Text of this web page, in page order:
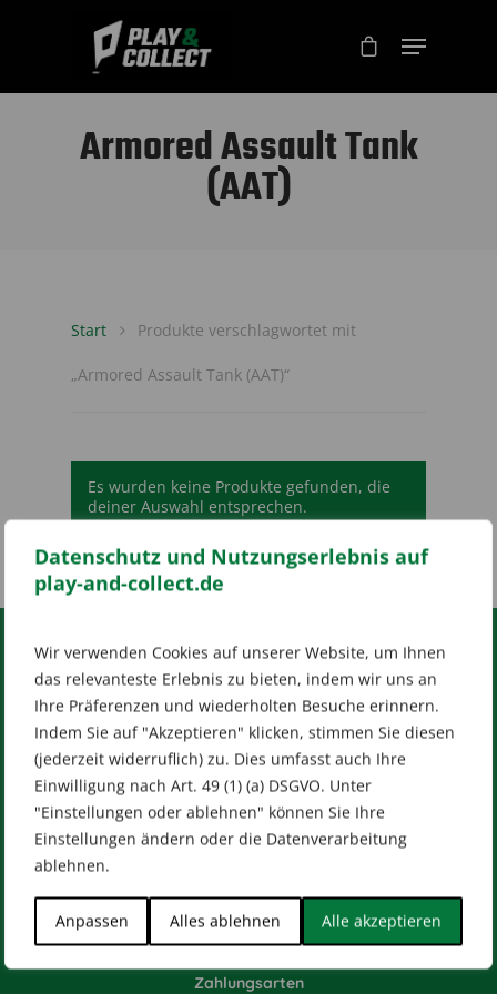
Datenschutz und Nutzungserlebnis auf
play-and-collect.de
Wir verwenden Cookies auf unserer Website, um Ihnen
das relevanteste Erlebnis zu bieten, indem wir uns an
Ihre Präferenzen und wiederholten Besuche erinnern.
Indem Sie auf "Akzeptieren" klicken, stimmen Sie diesen
(jederzeit widerruflich) zu. Dies umfasst auch Ihre
Einwilligung nach Art. 49 (1) (a) DSGVO. Unter
"Einstellungen oder ablehnen" können Sie Ihre
Einstellungen ändern oder die Datenverarbeitung
ablehnen.
Anpassen Alles ablehnen Alle akzeptieren
Armored Assault Tank
(AAT)
Start Produkte verschlagwortet mit
„Armored Assault Tank (AAT)“
Es wurden keine Produkte gefunden, die
deiner Auswahl entsprechen.
RECHTLICHES
Impressum AGB
Datenschutz
[wt_cli_manage_consent]
Designed byDilly
HILFE & KONTAKT
Zahlungsarten